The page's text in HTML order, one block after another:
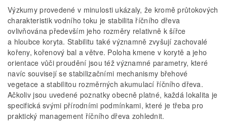
Výzkumy provedené v minulosti ukázaly, že kromě průtokových
charakteristik vodního toku je stabilita říčního dřeva
ovlivňována především jeho rozměry relativně k šířce
a hloubce koryta. Stabilitu také významně zvyšují zachovalé
kořeny, kořenový bal a větve. Poloha kmene v korytě a jeho
orientace vůči proudění jsou též významné parametry, které
navíc souvisejí se stabilizačními mechanismy břehové
vegetace a stabilitou rozměrných akumulací říčního dřeva.
Ačkoliv jsou uvedené poznatky obecně platné, každá lokalita je
specifická svými přírodními podmínkami, které je třeba pro
praktický management říčního dřeva zohlednit.